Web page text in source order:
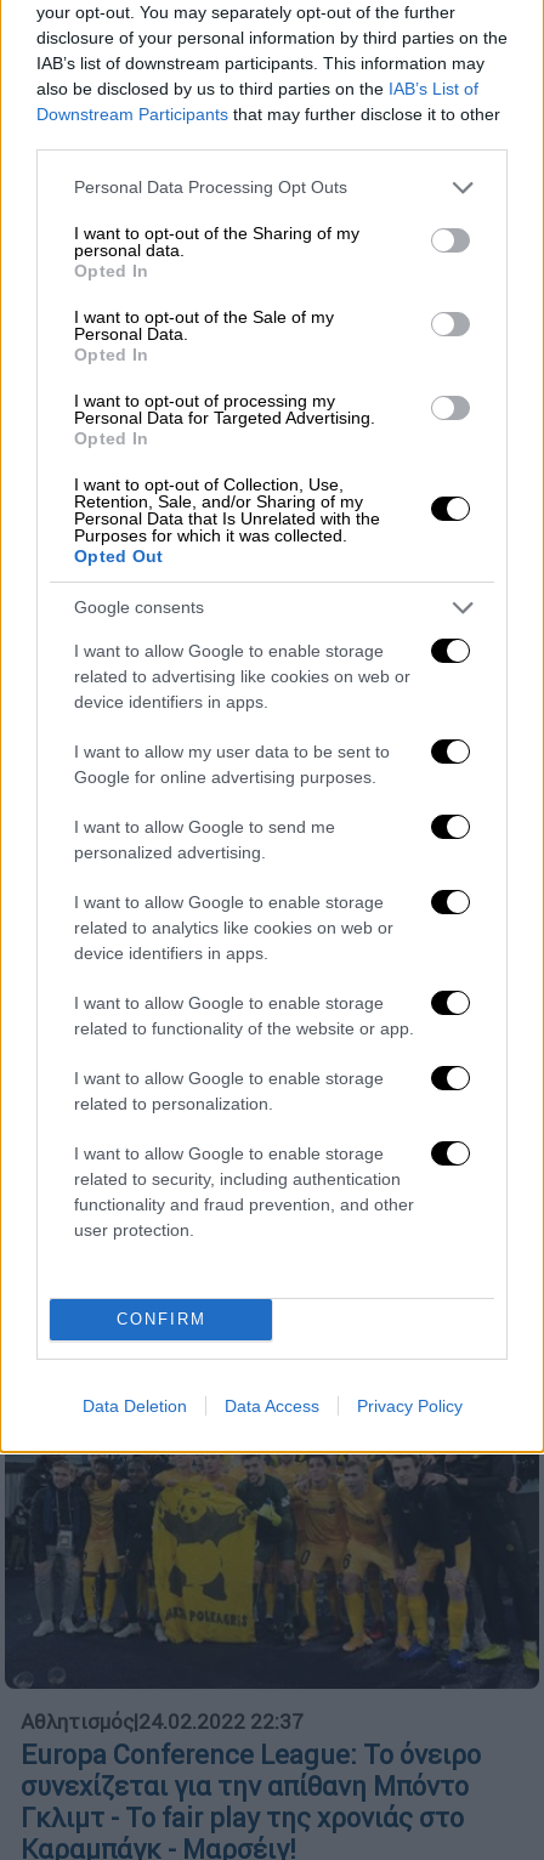
your opt-out. You may separately opt-out of the further
disclosure of your personal information by third parties on the
IAB’s list of downstream participants. This information may
also be disclosed by us to third parties on the IAB’s List of
Downstream Participants that may further disclose it to other
Please note that this website/app uses one or more Google
not limited to your visit or usage behaviour. You may click to
grant or deny consent to Google and its third-party tags to
use your data for below specified purposes in below Google
consent section.
Personal Data Processing Opt Outs
I want to opt-out of the Sharing of my
personal data.
Opted In
I want to opt-out of the Sale of my
Personal Data.
Opted In
I want to opt-out of processing my
Personal Data for Targeted Advertising.
Opted In
I want to opt-out of Collection, Use,
Retention, Sale, and/or Sharing of my
Personal Data that Is Unrelated with the
Purposes for which it was collected.
Opted Out
Google consents
I want to allow Google to enable storage
related to advertising like cookies on web or
device identifiers in apps.
I want to allow my user data to be sent to
Google for online advertising purposes.
I want to allow Google to send me
personalized advertising.
I want to allow Google to enable storage
related to analytics like cookies on web or
device identifiers in apps.
I want to allow Google to enable storage
related to functionality of the website or app.
I want to allow Google to enable storage
related to personalization.
I want to allow Google to enable storage
related to security, including authentication
functionality and fraud prevention, and other
user protection.
CONFIRM
Data Deletion Data Access Privacy Policy
Ελλάδα
Ακόμα και επικίνδυνα για την υγεία: Τα
παρακατιανά φαγητά που έσωσαν τη
πόλεμο (pics)
Πώς οι Έλληνες προσπάθησαν να
επιβιώσουν την πιο ζοφερή περίοδο του
20ού αιώνα.
24.02.2022 22:49
«Ο Πούτιν πρέπει να καταλάβει ότι και
το ΝΑΤΟ είναι πυρηνική δύναμη»,
δηλώνει ο ΥΠΕΞ της Γαλλίας
Ο Ζαν-Ιβ Λε Ντριάν χαρακτήρισε
«δικτάτορα» τον ρώσο πρόεδρο και
προειδοποίησε ότι οι δυτικές κυρώσεις «θα
Αθλητισμός|24.02.2022 22:37
Europa Conference League: Το όνειρο
συνεχίζεται για την απίθανη Μπόντο
Γκλιμτ - Το fair play της χρονιάς στο
Καραμπάγκ - Μαρσέιγ!